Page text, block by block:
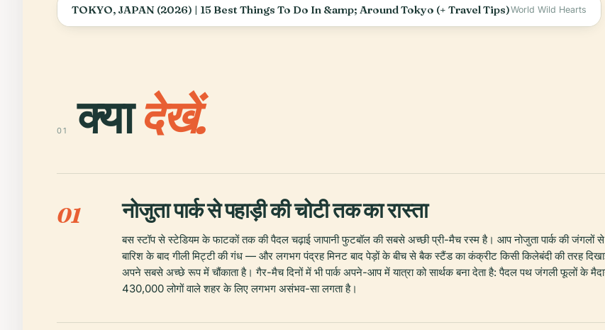
TOKYO, JAPAN (2026) | 15 Best Things To Do In &amp; Around Tokyo (+ Travel Tips)World Wild Hearts
01 क्यादेखें.
01 नोजुता पार्क से पहाड़ी की चोटी तक का रास्ता
बस स्टॉप से स्टेडियम के फाटकों तक की पैदल चढ़ाई जापानी फुटबॉल की सबसे अच्छी प्री-मैच रस्म है। आप नोजुता पार्क की जंगलों
बारिश के बाद गीली मिट्टी की गंध — और लगभग पंद्रह मिनट बाद पेड़ों के बीच से बैक स्टैंड का कंक्रीट किसी किलेबंदी की तरह
अपने सबसे अच्छे रूप में चौंकाता है। गैर-मैच दिनों में भी पार्क अपने-आप में यात्रा को सार्थक बना देता है: पैदल पथ जंगली फूलों के
430,000 लोगों वाले शहर के लिए लगभग असंभव-सा लगता है।